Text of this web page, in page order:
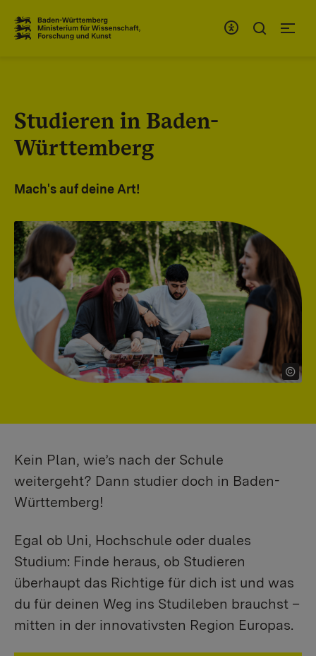
Studieren in Baden-
Württemberg
Mach's auf deine Art!
Kein Plan, wie’s nach der Schule
weitergeht? Dann studier doch in Baden-
Württemberg!
Egal ob Uni, Hochschule oder duales
Studium: Finde heraus, ob Studieren
überhaupt das Richtige für dich ist und was
du für deinen Weg ins Studileben brauchst –
mitten in der innovativsten Region Europas.